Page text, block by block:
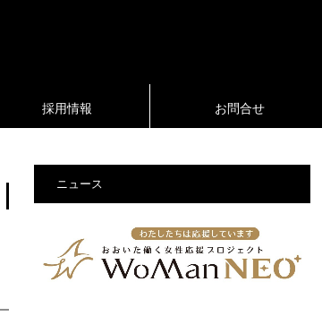
採用情報 お問合せ
ニュース